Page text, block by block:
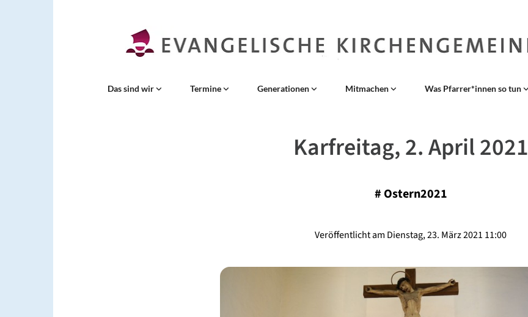
Das sind wir Termine Generationen Mitmachen Was Pfarrer*innen so tun
Karfreitag, 2. April 2021
# Ostern2021
Veröffentlicht am Dienstag, 23. März 2021 11:00